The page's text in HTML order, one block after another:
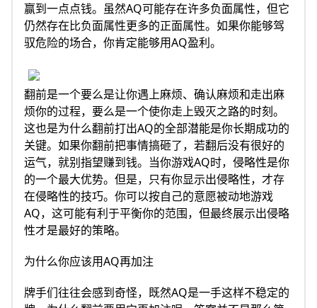
赢到一点点钱。虽然AQ可能存在许多负面属性，但它
仍然存在比负面属性更多的正面属性。如果你能够驾
驭危险的场合，你肯定能够用AQ盈利。
翻前是一个要么是让你遇上麻烦、确认麻烦和走出麻
烦你的过程，要么是一个使你走上毁灭之路的时刻。
这也是为什么翻前打出AQ的全部潜能是你长期成功的
关键。如果你翻前把事情搞砸了，若翻后没有很好的
运气，就别指望赚到钱。当你游戏AQ时，侵略性是你
的一个最大优势。但是，只有你显示出侵略性，才存
在侵略性的技巧。你可以按自己的意愿被动地游戏
AQ，这可能有利于平衡你的范围，但最终展示出侵略
性才是最好的策略。
为什么你应该用AQ再加注
牌手们往往会感到奇怪，既然AQ是一手这样不稳定的